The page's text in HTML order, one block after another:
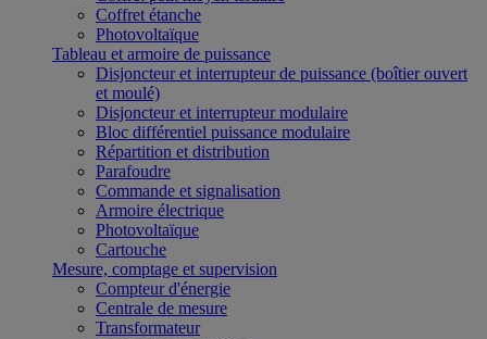
Coffret étanche
Photovoltaïque
Tableau et armoire de puissance
Disjoncteur et interrupteur de puissance (boîtier ouvert
et moulé)
Disjoncteur et interrupteur modulaire
Bloc différentiel puissance modulaire
Répartition et distribution
Parafoudre
Commande et signalisation
Armoire électrique
Photovoltaïque
Cartouche
Mesure, comptage et supervision
Compteur d'énergie
Centrale de mesure
Transformateur